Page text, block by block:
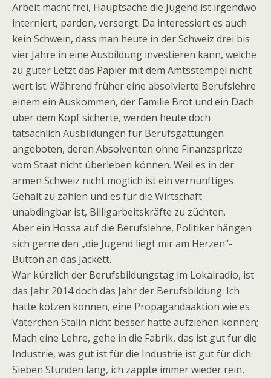
Arbeit macht frei, Hauptsache die Jugend ist irgendwo
interniert, pardon, versorgt. Da interessiert es auch
kein Schwein, dass man heute in der Schweiz drei bis
vier Jahre in eine Ausbildung investieren kann, welche
zu guter Letzt das Papier mit dem Amtsstempel nicht
wert ist. Während früher eine absolvierte Berufslehre
einem ein Auskommen, der Familie Brot und ein Dach
über dem Kopf sicherte, werden heute doch
tatsächlich Ausbildungen für Berufsgattungen
angeboten, deren Absolventen ohne Finanzspritze
vom Staat nicht überleben können. Weil es in der
armen Schweiz nicht möglich ist ein vernünftiges
Gehalt zu zahlen und es für die Wirtschaft
unabdingbar ist, Billigarbeitskräfte zu züchten.
Aber ein Hossa auf die Berufslehre, Politiker hängen
sich gerne den „die Jugend liegt mir am Herzen“-
Button an das Jackett.
War kürzlich der Berufsbildungstag im Lokalradio, ist
das Jahr 2014 doch das Jahr der Berufsbildung. Ich
hätte kotzen können, eine Propagandaaktion wie es
Väterchen Stalin nicht besser hätte aufziehen können;
Mach eine Lehre, gehe in die Fabrik, das ist gut für die
Industrie, was gut ist für die Industrie ist gut für dich.
Sieben Stunden lang, ich zappte immer wieder rein,